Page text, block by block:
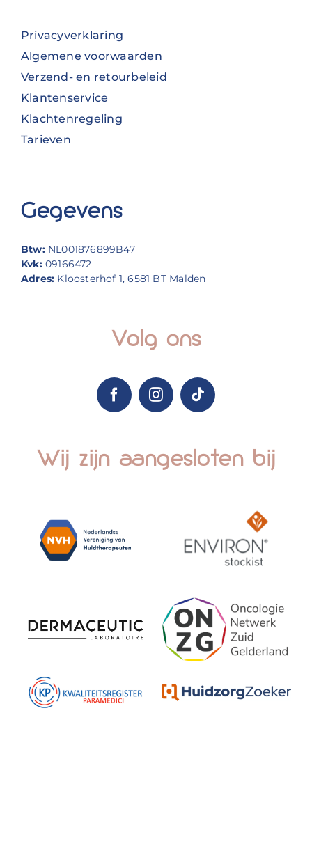
Privacyverklaring
Algemene voorwaarden
Verzend- en retourbeleid
Klantenservice
Klachtenregeling
Tarieven
Gegevens
Btw: NL001876899B47
Kvk:09166472
Adres: Kloosterhof 1, 6581 BT Malden
Volg ons
Wij zijn aangesloten bij